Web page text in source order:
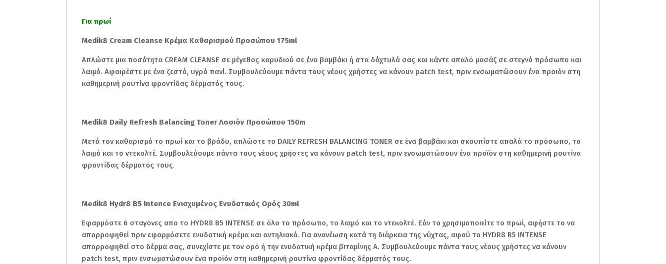
Για πρωί
Medik8 Cream Cleanse Κρέμα Καθαρισμού Προσώπου 175ml
Απλώστε μια ποσότητα CREAM CLEANSE σε μέγεθος καρυδιού σε ένα βαμβάκι ή στα δάχτυλά σας και κάντε απαλό μασάζ σε στεγνό πρόσωπο και
λαιμό. Αφαιρέστε με ένα ζεστό, υγρό πανί. Συμβουλεύουμε πάντα τους νέους χρήστες να κάνουν patch test, πριν ενσωματώσουν ένα προϊόν στη
καθημερινή ρουτίνα φροντίδας δέρματός τους.
Medik8 Daily Refresh Balancing Toner Λοσιόν Προσώπου 150m
Μετά τον καθαρισμό το πρωί και το βράδυ, απλώστε το DAILY REFRESH BALANCING TONER σε ένα βαμβάκι και σκουπίστε απαλά το πρόσωπο, το
λαιμό και το ντεκολτέ. Συμβουλεύουμε πάντα τους νέους χρήστες να κάνουν patch test, πριν ενσωματώσουν ένα προϊόν στη καθημερινή ρουτίνα
φροντίδας δέρματός τους.
Medik8 Hydr8 B5 Intence Ενισχυμένος Ενυδατικός Ορός 30ml
Εφαρμόστε 6 σταγόνες απο το HYDR8 B5 INTENSE σε όλο το πρόσωπο, το λαιμό και το ντεκολτέ. Εάν το χρησιμοποιείτε το πρωί, αφήστε το να
απορροφηθεί πριν εφαρμόσετε ενυδατική κρέμα και αντηλιακό. Για ανανέωση κατά τη διάρκεια της νύχτας, αφού το HYDR8 B5 INTENSE
απορροφηθεί στο δέρμα σας, συνεχίστε με τον ορό ή την ενυδατική κρέμα βιταμίνης Α. Συμβουλεύουμε πάντα τους νέους χρήστες να κάνουν
patch test, πριν ενσωματώσουν ένα προϊόν στη καθημερινή ρουτίνα φροντίδας δέρματός τους.